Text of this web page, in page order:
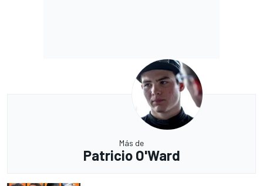
Más de
Patricio O'Ward